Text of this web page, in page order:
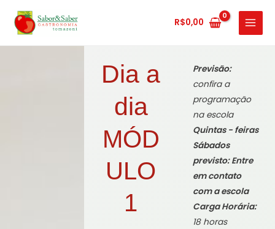
para
R$0,00
MAIN
MENU
Previsão:
confira a
programação
na escola
Quintas - feiras
Sábados
previsto: Entre
em contato
com a escola
Carga Horária:
18 horas
Dia a
dia
MÓD
ULO
1